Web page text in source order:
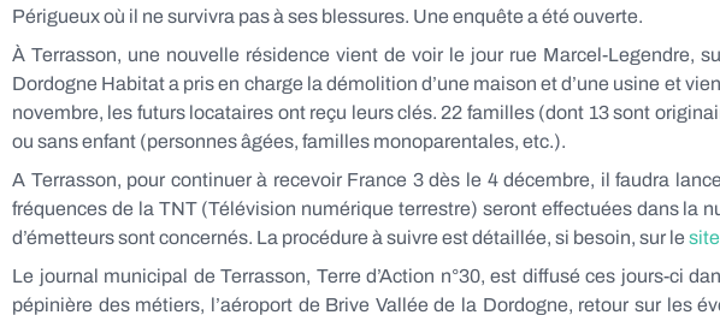
Périgueux où il ne survivra pas à ses blessures. Une enquête a été ouverte.
À Terrasson, une nouvelle résidence vient de voir le jour rue Marcel-Legendre,
Dordogne Habitat a pris en charge la démolition d’une maison et d’une usine et
novembre, les futurs locataires ont reçu leurs clés. 22 familles (dont 13 sont
ou sans enfant (personnes âgées, familles monoparentales, etc.).
A Terrasson, pour continuer à recevoir France 3 dès le 4 décembre, il faudra
fréquences de la TNT (Télévision numérique terrestre) seront effectuées dans la
d’émetteurs sont concernés. La procédure à suivre est détaillée, si besoin, sur le
Le journal municipal de Terrasson, Terre d’Action n°30, est diffusé ces jours-ci
pépinière des métiers, l’aéroport de Brive Vallée de la Dordogne, retour sur les